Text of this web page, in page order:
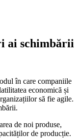
ai schimbării
în care companiile
economică și
să fie agile.
de noi produse,
de producție.